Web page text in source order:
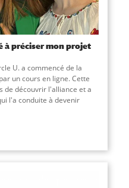
à préciser mon projet
U. a commencé de la
un cours en ligne. Cette
de découvrir l'alliance et a
l'a conduite à devenir